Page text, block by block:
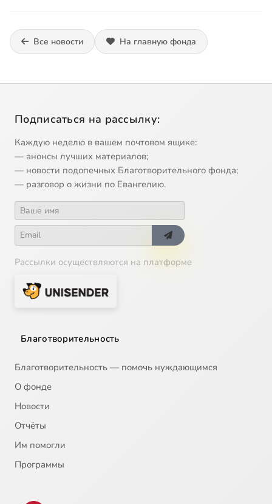
Все новости На главную фонда
Подписаться на рассылку:
Каждую неделю в вашем почтовом ящике:
— анонсы лучших материалов;
— новости подопечных Благотворительного фонда;
— разговор о жизни по Евангелию.
Рассылки осуществляются на платформе
Благотворительность
Благотворительность — помочь нуждающимся
О фонде
Новости
Отчёты
Им помогли
Программы